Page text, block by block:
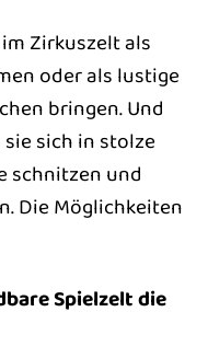
Zirkuszelt als
oder als lustige
bringen. Und
sich in stolze
schnitzen und
Die Möglichkeiten
Spielzelt die